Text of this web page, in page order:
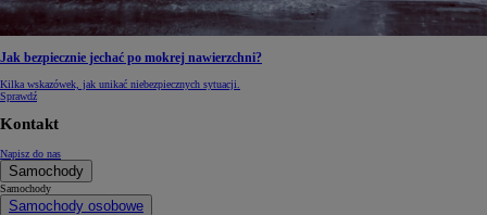
Jak bezpiecznie jechać po mokrej nawierzchni?
Kilka wskazówek, jak unikać niebezpiecznych sytuacji.
Sprawdź
Kontakt
Napisz do nas
Samochody
Samochody
Samochody osobowe